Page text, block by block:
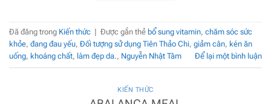
Đã đăng trong Kiến thức Được gắn thẻ bổ sung vitamin, chăm sóc sức
khỏe, đang đau yếu, Đối tượng sử dụng Tiên Thảo Chi, giảm cân, kén ăn
uống, khoáng chất, làm đẹp da., Nguyễn Nhật Tâm Để lại một bình luận
KIẾN THỨC